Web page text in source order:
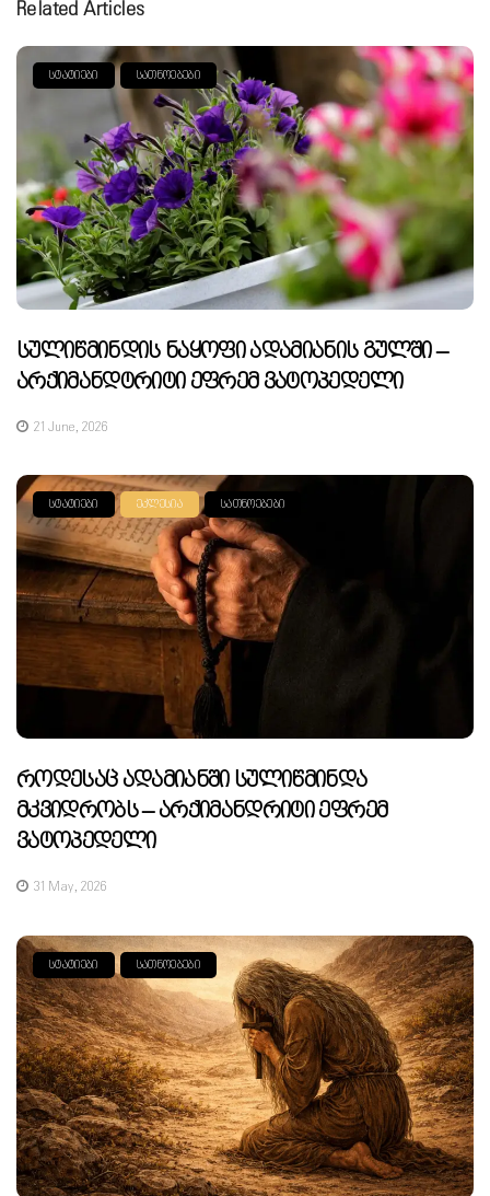
Related Articles
ᲡᲢᲐᲢᲘᲔᲑᲘ ᲡᲐᲗᲜᲝᲔᲑᲔᲑᲘ
Სულიწმინდის Ნაყოფი Ადამიანის Გულში –
Არქიმანდტრიტი Ეფრემ Ვატოპედელი
21 June, 2026
ᲡᲢᲐᲢᲘᲔᲑᲘ ᲔᲙᲚᲔᲡᲘᲐ ᲡᲐᲗᲜᲝᲔᲑᲔᲑᲘ
Როდესაც Ადამიანში Სულიწმინდა
Მკვიდრობს – Არქიმანდრიტი Ეფრემ
Ვატოპედელი
31 May, 2026
ᲡᲢᲐᲢᲘᲔᲑᲘ ᲡᲐᲗᲜᲝᲔᲑᲔᲑᲘ